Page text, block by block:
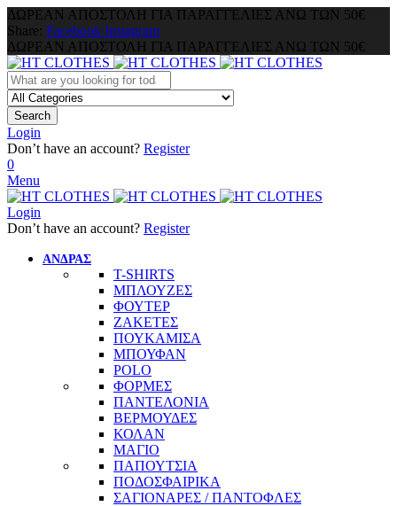
ΔΩΡΕΑΝ ΑΠΟΣΤΟΛΗ ΓΙΑ ΠΑΡΑΓΓΕΛΙΕΣ ΑΝΩ ΤΩΝ 50€
Share: Facebook Instagram
ΔΩΡΕΑΝ ΑΠΟΣΤΟΛΗ ΓΙΑ ΠΑΡΑΓΓΕΛΙΕΣ ΑΝΩ ΤΩΝ 50€
Search
Login
Don’t have an account? Register
0
Menu
Login
Don’t have an account? Register
ΑΝΔΡΑΣ
T-SHIRTS
ΜΠΛΟΥΖΕΣ
ΦΟΥΤΕΡ
ΖΑΚΕΤΕΣ
ΠΟΥΚΑΜΙΣΑ
ΜΠΟΥΦΑΝ
POLO
ΦΟΡΜΕΣ
ΠΑΝΤΕΛΟΝΙΑ
ΒΕΡΜΟΥΔΕΣ
ΚΟΛΑΝ
ΜΑΓΙΟ
ΠΑΠΟΥΤΣΙΑ
ΠΟΔΟΣΦΑΙΡΙΚΑ
ΣΑΓΙΟΝΑΡΕΣ / ΠΑΝΤΟΦΛΕΣ